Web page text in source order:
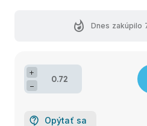
whatshot Dnes zakúpilo
+
−
Opýtať sa